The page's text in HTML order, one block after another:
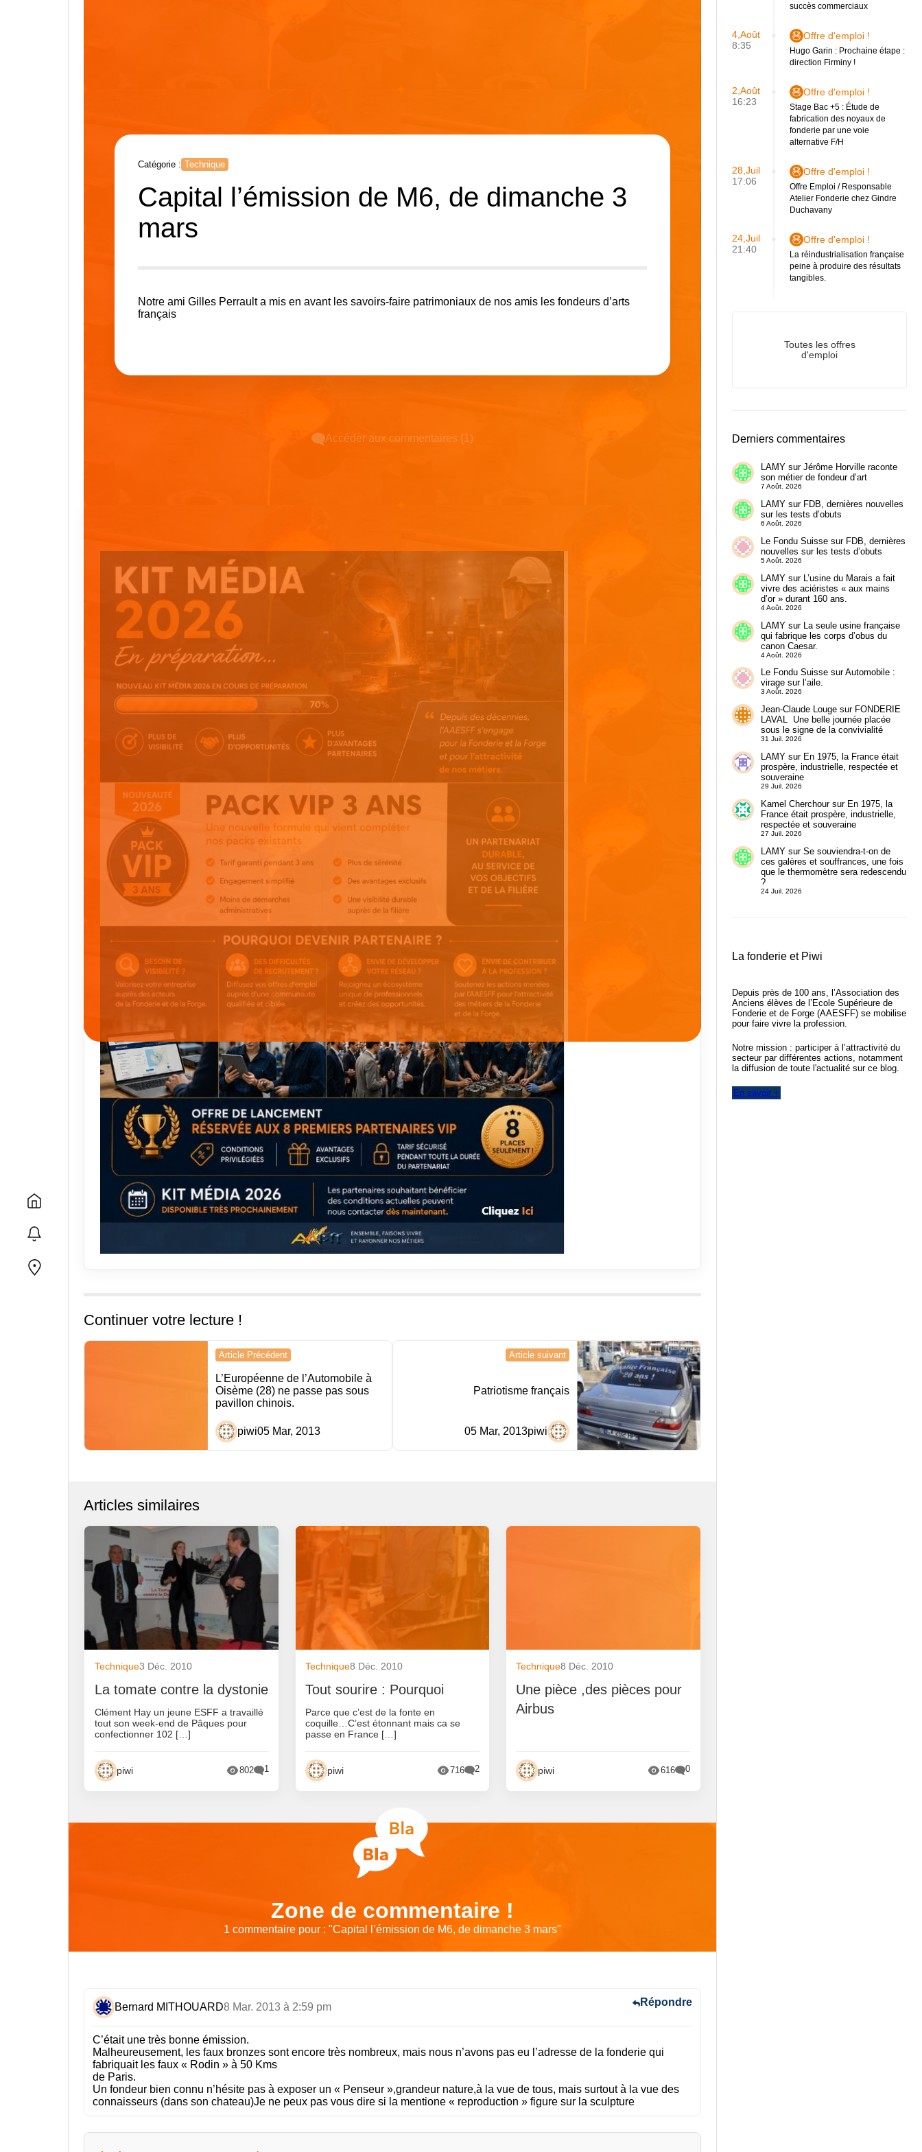
Catégorie : Technique
Capital l’émission de M6, de dimanche 3
mars
Notre ami Gilles Perrault a mis en avant les savoirs-faire patrimoniaux de nos amis les fondeurs d’arts
français
Accéder aux commentaires (1)
Continuer votre lecture !
Navigation
de
Article Précédent
L’Européenne de l’Automobile à
Oisème (28) ne passe pas sous
pavillon chinois.
piwi05 Mar, 2013
Article suivant
Patriotisme français
piwi
05 Mar, 2013
Articles similaires
Technique3 Déc. 2010
La tomate contre la dystonie
Clément Hay un jeune ESFF a travaillé
tout son week-end de Pâques pour
confectionner 102 […]
piwi 802 1
Technique8 Déc. 2010
Tout sourire : Pourquoi
Parce que c’est de la fonte en
coquille…C’est étonnant mais ca se
passe en France […]
piwi 716 2
Technique8 Déc. 2010
Une pièce ,des pièces pour
Airbus
piwi 616 0
Zone de commentaire !
1 commentaire pour : "Capital l’émission de M6, de dimanche 3 mars"
Bernard MITHOUARD8 Mar. 2013 à 2:59 pm
C’était une très bonne émission.
Malheureusement, les faux bronzes sont encore très nombreux, mais nous n’avons pas eu l’adresse de la fonderie qui
fabriquait les faux « Rodin » à 50 Kms
de Paris.
Un fondeur bien connu n’hésite pas à exposer un « Penseur »,grandeur nature,à la vue de tous, mais surtout à la vue des
connaisseurs (dans son chateau)Je ne peux pas vous dire si la mentione « reproduction » figure sur la sculpture
Répondre
succès commerciaux
4,Août
8:35
Offre d'emploi !
Hugo Garin : Prochaine étape :
direction Firminy !
2,Août
16:23
Offre d'emploi !
Stage Bac +5 : Étude de
fabrication des noyaux de
fonderie par une voie
alternative F/H
28,Juil
17:06
Offre d'emploi !
Offre Emploi / Responsable
Atelier Fonderie chez Gindre
Duchavany
24,Juil
21:40
Offre d'emploi !
La réindustrialisation française
peine à produire des résultats
tangibles.
Toutes les offres
d'emploi
Derniers commentaires
LAMYsur Jérôme Horville raconte
son métier de fondeur d’art
7 Août. 2026
LAMYsur FDB, dernières nouvelles
sur les tests d’obuts
6 Août. 2026
Le Fondu Suissesur FDB, dernières
nouvelles sur les tests d’obuts
5 Août. 2026
LAMYsur L’usine du Marais a fait
vivre des aciéristes « aux mains
d’or » durant 160 ans.
4 Août. 2026
LAMYsur La seule usine française
qui fabrique les corps d’obus du
canon Caesar.
4 Août. 2026
Le Fondu SuissesurAutomobile :
virage sur l’aile.
3 Août. 2026
Jean-Claude Lougesur FONDERIE
LAVAL Une belle journée placée
sous le signe de la convivialité
31 Juil. 2026
LAMYsur En 1975, la France était
prospère, industrielle, respectée et
souveraine
29 Juil. 2026
Kamel Cherchoursur En 1975, la
France était prospère, industrielle,
respectée et souveraine
27 Juil. 2026
LAMYsur Se souviendra-t-on de
ces galères et souffrances, une fois
que le thermomètre sera redescendu
?
24 Juil. 2026
La fonderie et Piwi
Depuis près de 100 ans, l’Association des
Anciens élèves de l’Ecole Supérieure de
Fonderie et de Forge (AAESFF) se mobilise
pour faire vivre la profession.
Notre mission : participer à l’attractivité du
secteur par différentes actions, notamment
la diffusion de toute l'actualité sur ce blog.
En savoir +